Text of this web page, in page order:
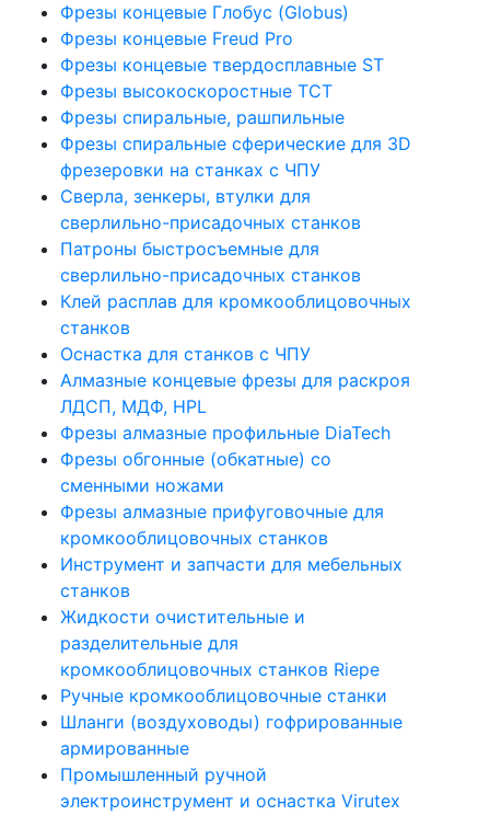
Фрезы концевые Глобус (Globus)
Фрезы концевые Freud Pro
Фрезы концевые твердосплавные ST
Фрезы высокоскоростные ТСТ
Фрезы спиральные, рашпильные
Фрезы спиральные сферические для 3D
фрезеровки на станках с ЧПУ
Сверла, зенкеры, втулки для
сверлильно-присадочных станков
Патроны быстросъемные для
сверлильно-присадочных станков
Клей расплав для кромкооблицовочных
станков
Оснастка для станков с ЧПУ
Алмазные концевые фрезы для раскроя
ЛДСП, МДФ, HPL
Фрезы алмазные профильные DiaTech
Фрезы обгонные (обкатные) со
сменными ножами
Фрезы алмазные прифуговочные для
кромкооблицовочных станков
Инструмент и запчасти для мебельных
станков
Жидкости очистительные и
разделительные для
кромкооблицовочных станков Riepe
Ручные кромкооблицовочные станки
Шланги (воздуховоды) гофрированные
армированные
Промышленный ручной
электроинструмент и оснастка Virutex